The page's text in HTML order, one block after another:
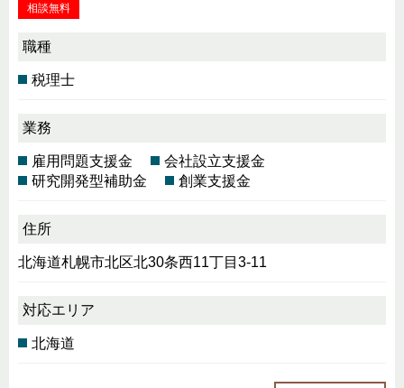
相談無料
職種
税理士
業務
雇用問題支援金
会社設立支援金
研究開発型補助金
創業支援金
住所
北海道札幌市北区北30条西11丁目3-11
対応エリア
北海道